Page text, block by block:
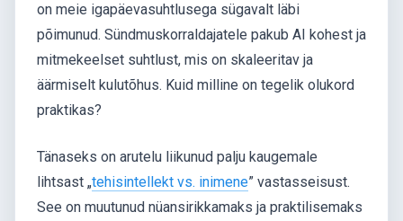
on meie igapäevasuhtlusega sügavalt läbi
põimunud. Sündmuskorraldajatele pakub AI kohest ja
mitmekeelset suhtlust, mis on skaleeritav ja
äärmiselt kulutõhus. Kuid milline on tegelik olukord
praktikas?
Tänaseks on arutelu liikunud palju kaugemale
lihtsast „tehisintellekt vs. inimene” vastasseisust.
See on muutunud nüansirikkamaks ja praktilisemaks